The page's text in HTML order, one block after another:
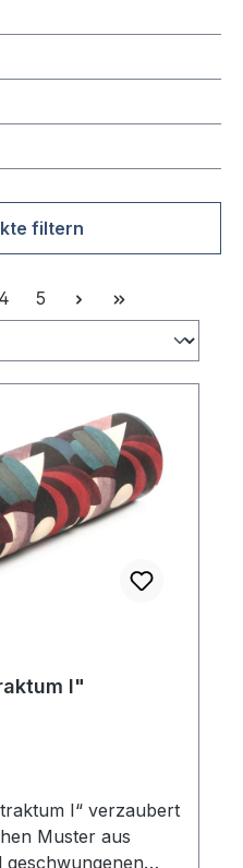
filtern
Seite
4 Seite
5
I"
I“ verzaubert
Muster aus
geschwungenen